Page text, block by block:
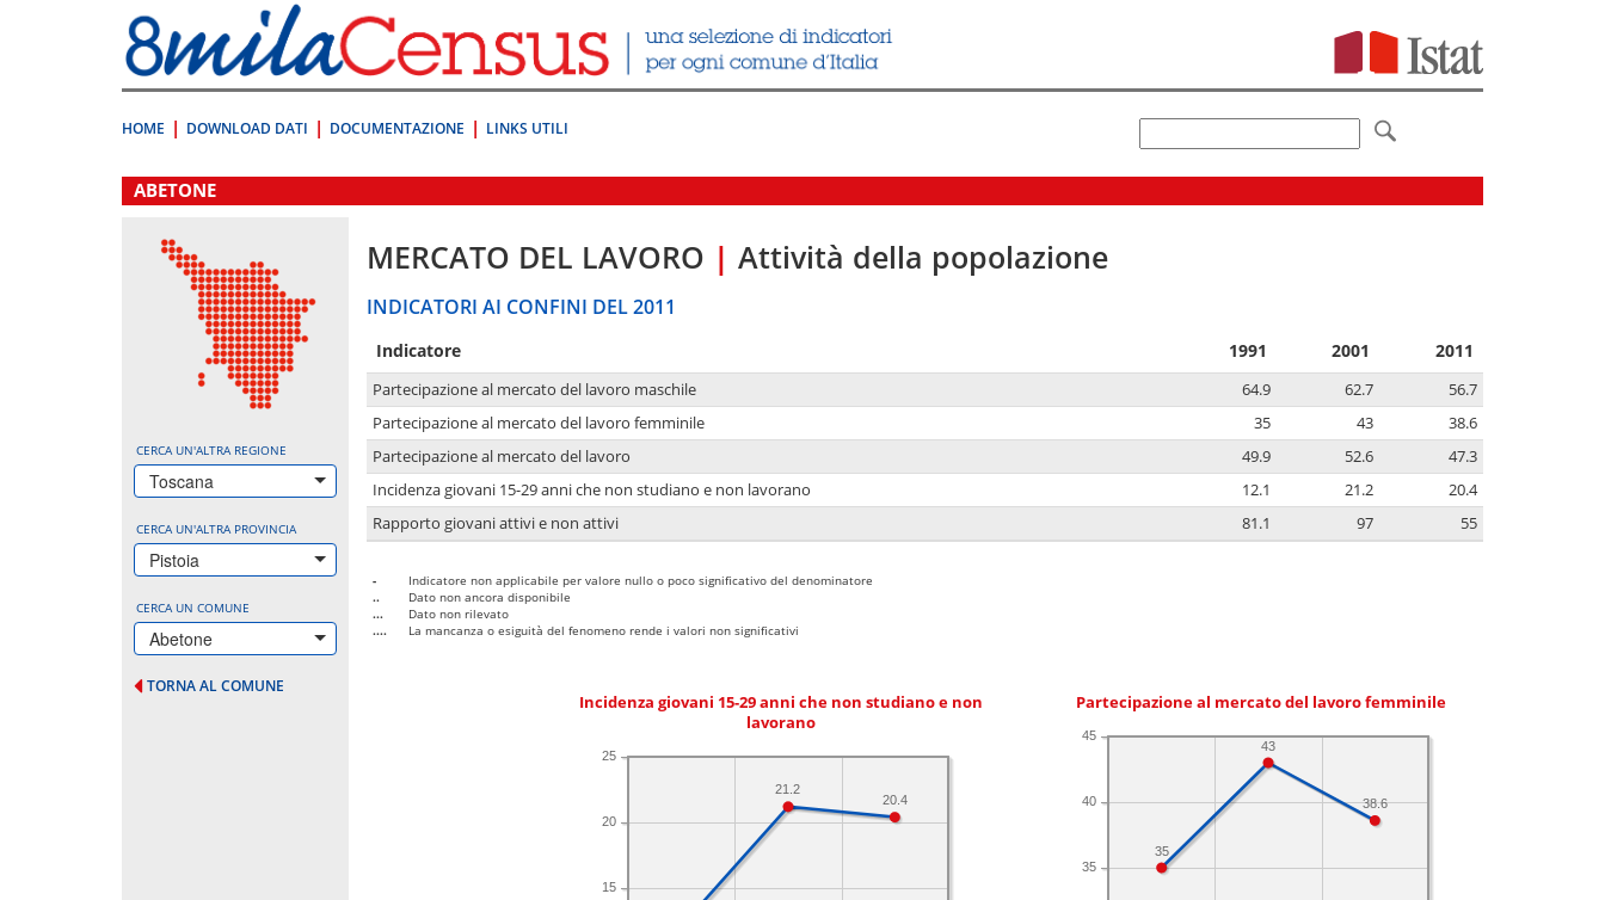
direttamente
a:
Contenuto
HOME DOWNLOAD DATI DOCUMENTAZIONE LINKS UTILI
.
ABETONE
CERCA UN'ALTRA REGIONE
Toscana
CERCA UN'ALTRA PROVINCIA
Pistoia
CERCA UN COMUNE
Abetone
TORNA AL COMUNE
MERCATO DEL LAVORO | Attività della popolazione
INDICATORI AI CONFINI DEL 2011
Indicatore 1991 2001 2011
Partecipazione al mercato del lavoro maschile 64.9 62.7
56.7
Partecipazione al mercato del lavoro femminile
35 43
38.6
Partecipazione al mercato del lavoro
49.9 52.6
47.3
Incidenza giovani 15-29 anni che non studiano e non lavorano
12.1 21.2
20.4
Rapporto giovani attivi e non attivi
81.1 97 55
-
Indicatore non applicabile per valore nullo o poco significativo del denominatore
..
Dato non ancora disponibile
...
Dato non rilevato
....
La mancanza o esiguità del fenomeno rende i valori non significativi
Incidenza giovani 15-29 anni che non studiano e non
lavorano
15
20
25
20.4
21.2
Partecipazione al mercato del lavoro femminile
35
40
45
38.6
43
35